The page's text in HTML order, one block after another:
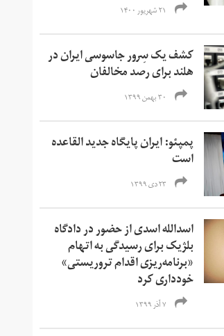
۲۱ شهریور ۱۴۰۰
کشف یک سِرور جاسوسی ایران در
هلند برای رصد مخالفان
۳۰ بهمن ۱۳۹۹
پمپئو: ایران پایگاه جدید القاعده
است
۲۳ دی ۱۳۹۹
اسدالله اسدی از حضور در دادگاه
بلژیک برای رسیدگی به اتهام
«‌برنامه‌ریزی اقدام تروریستی»
خودداری کرد
۷ آذر ۱۳۹۹